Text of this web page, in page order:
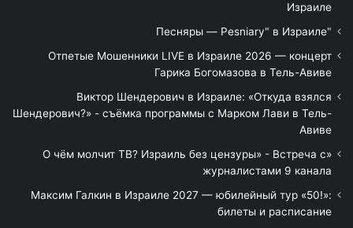
Израиле
"Песняры — Pesniary" в Израиле
Отпетые Мошенники LIVE в Израиле 2026 — концерт
Гарика Богомазова в Тель-Авиве
Виктор Шендерович в Израиле: «Откуда взялся
Шендерович?» - съёмка программы с Марком Лави в Тель-
Авиве
«О чём молчит ТВ? Израиль без цензуры» - Встреча с
журналистами 9 канала
Максим Галкин в Израиле 2027 — юбилейный тур «50!»:
билеты и расписание